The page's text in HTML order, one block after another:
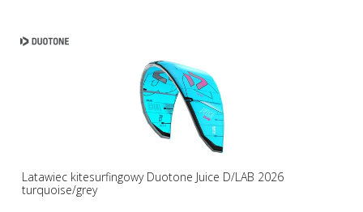
Latawiec kitesurfingowy Duotone Juice D/LAB 2026
turquoise/grey